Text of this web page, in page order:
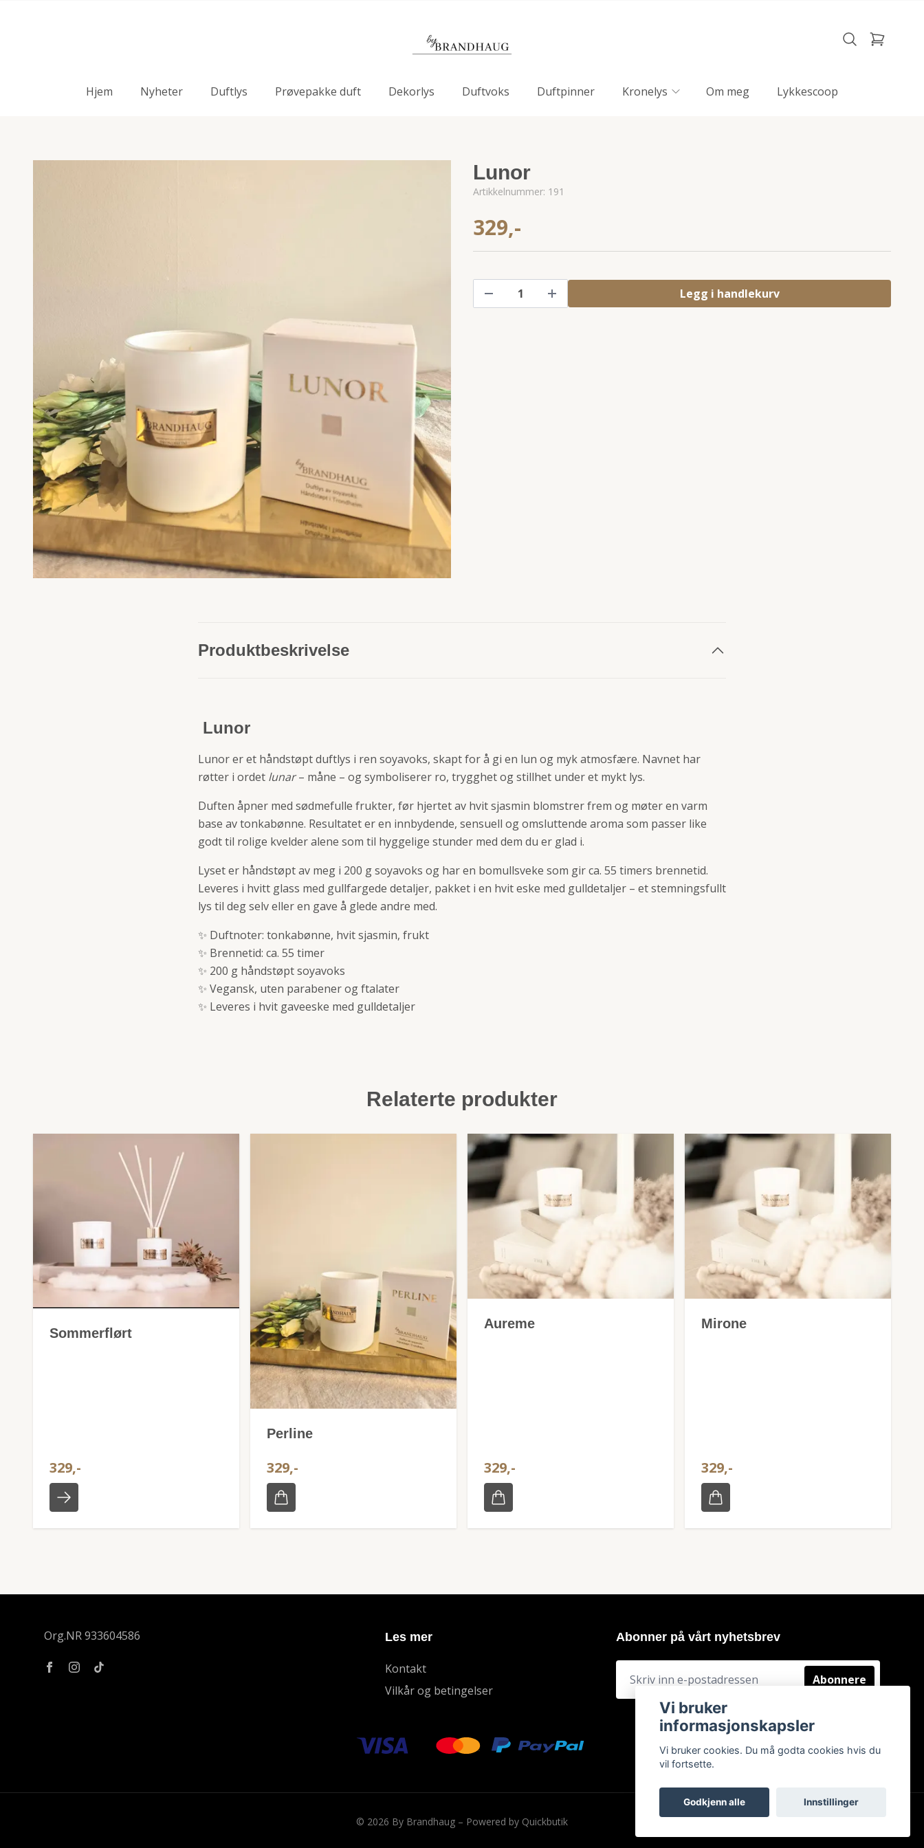
Hjem Nyheter Duftlys Prøvepakke duft Dekorlys Duftvoks Duftpinner Kronelys Om meg Lykkescoop
Lunor
Artikkelnummer: 191
329,-
Legg i handlekurv
Produktbeskrivelse
Lunor
Lunor er et håndstøpt duftlys i ren soyavoks, skapt for å gi en lun og myk atmosfære. Navnet har
røtter i ordet lunar– måne – og symboliserer ro, trygghet og stillhet under et mykt lys.
Duften åpner med sødmefulle frukter, før hjertet av hvit sjasmin blomstrer frem og møter en varm
base av tonkabønne. Resultatet er en innbydende, sensuell og omsluttende aroma som passer like
godt til rolige kvelder alene som til hyggelige stunder med dem du er glad i.
Lyset er håndstøpt av meg i 200 g soyavoks og har en bomullsveke som gir ca. 55 timers brennetid.
Leveres i hvitt glass med gullfargede detaljer, pakket i en hvit eske med gulldetaljer – et stemningsfullt
lys til deg selv eller en gave å glede andre med.
✨ Duftnoter: tonkabønne, hvit sjasmin, frukt
✨ Brennetid: ca. 55 timer
✨ 200 g håndstøpt soyavoks
✨ Vegansk, uten parabener og ftalater
✨ Leveres i hvit gaveeske med gulldetaljer
Relaterte produkter
Sommerflørt
329,-
Perline
329,-
Aureme
329,-
Mirone
329,-
Org.NR 933604586 Les mer
Kontakt
Vilkår og betingelser
Abonner på vårt nyhetsbrev
Abonnere
© 2026 By Brandhaug – Powered by Quickbutik
Vi bruker
informasjonskapsler
Vi bruker cookies. Du må godta cookies hvis du
vil fortsette.
Godkjenn alle Innstillinger